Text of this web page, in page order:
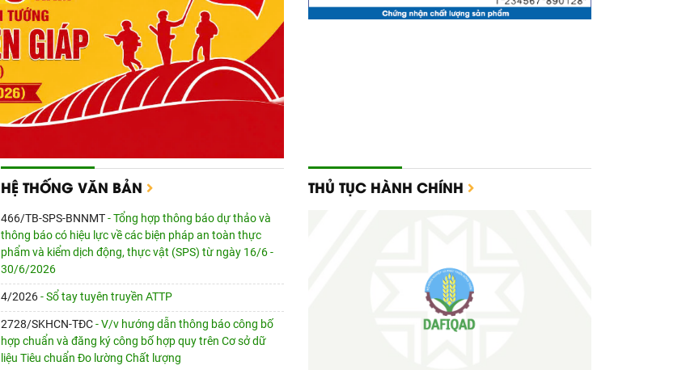
HỆ THỐNG VĂN BẢN
466/TB-SPS-BNNMT- Tổng hợp thông báo dự thảo và
thông báo có hiệu lực về các biện pháp an toàn thực
phẩm và kiểm dịch động, thực vật (SPS) từ ngày 16/6 -
30/6/2026
4/2026- Sổ tay tuyên truyền ATTP
2728/SKHCN-TÐC- V/v hướng dẫn thông báo công bố
hợp chuẩn và đăng ký công bố hợp quy trên Cơ sở dữ
liệu Tiêu chuẩn Đo lường Chất lượng
THỦ TỤC HÀNH CHÍNH